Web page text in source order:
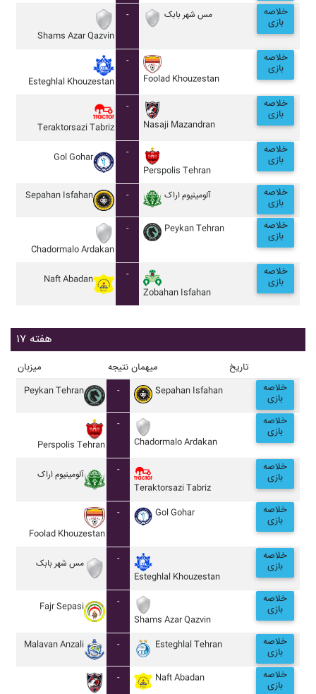
Shams Azar Qazvin
- مس شهر بابک خلاصه
بازی
Esteghlal Khouzestan
-
Foolad Khouzestan
خلاصه
بازی
Teraktorsazi Tabriz
-
Nasaji Mazandran
خلاصه
بازی
Gol Gohar
-
Perspolis Tehran
خلاصه
بازی
Sepahan Isfahan - آلومينيوم اراک خلاصه
بازی
Chadormalo Ardakan
- Peykan Tehran خلاصه
بازی
Naft Abadan
-
Zobahan Isfahan
خلاصه
بازی
هفته ۱۷
میزبان نتیجه میهمان تاریخ
Peykan Tehran - Sepahan Isfahan خلاصه
بازی
Perspolis Tehran
-
Chadormalo Ardakan
خلاصه
بازی
آلومينيوم اراک
-
Teraktorsazi Tabriz
خلاصه
بازی
Foolad Khouzestan
- Gol Gohar خلاصه
بازی
مس شهر بابک
-
Esteghlal Khouzestan
خلاصه
بازی
Fajr Sepasi
-
Shams Azar Qazvin
خلاصه
بازی
Malavan Anzali - Esteghlal Tehran خلاصه
بازی
- Naft Abadan خلاصه
بازی